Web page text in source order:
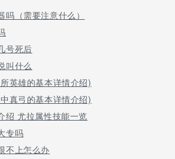
（需要注意什么）
号死后
叫什么
英雄的基本详情介绍)
真弓的基本详情介绍)
绍 尤拉属性技能一览
专吗
不上怎么办